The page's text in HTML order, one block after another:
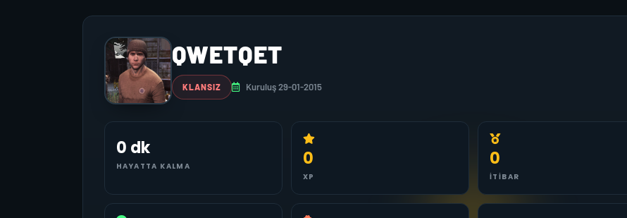
QWETQET
KLANSIZ Kuruluş 29-01-2015
0 dk
HAYATTA KALMA 0
XP
0
İTIBAR